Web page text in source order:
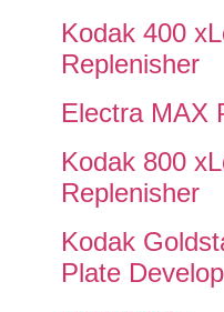
Kodak 400
Replenisher
Electra MAX
Kodak 800
Replenisher
Kodak
Plate